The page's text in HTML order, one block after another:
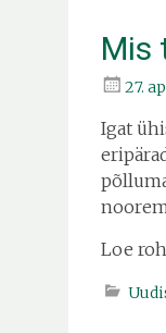
Mis
27.
Igat
Loe